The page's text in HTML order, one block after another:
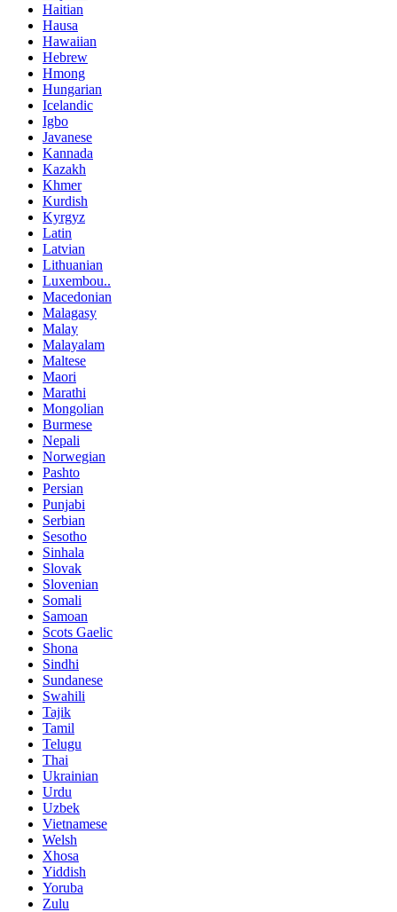
Haitian
Hausa
Hawaiian
Hebrew
Hmong
Hungarian
Icelandic
Igbo
Javanese
Kannada
Kazakh
Khmer
Kurdish
Kyrgyz
Latin
Latvian
Lithuanian
Luxembou..
Macedonian
Malagasy
Malay
Malayalam
Maltese
Maori
Marathi
Mongolian
Burmese
Nepali
Norwegian
Pashto
Persian
Punjabi
Serbian
Sesotho
Sinhala
Slovak
Slovenian
Somali
Samoan
Scots Gaelic
Shona
Sindhi
Sundanese
Swahili
Tajik
Tamil
Telugu
Thai
Ukrainian
Urdu
Uzbek
Vietnamese
Welsh
Xhosa
Yiddish
Yoruba
Zulu